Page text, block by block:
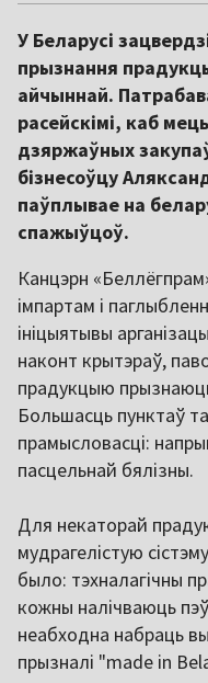
У Беларусі
прызнання
айчыннай.
расейскімі, каб
дзяржаўных
бізнесоўцу
паўплывае на
спажыўцоў.
Канцэрн
імпартам і
ініцыятывы
наконт крытэраў,
прадукцыю
Большасць пунктаў
прамысловасці:
пасцельнай бялізны.
Для некаторай
мудрагелістую
было: тэхналагічны
кожны налічваюць
неабходна набраць
прызналі "made in